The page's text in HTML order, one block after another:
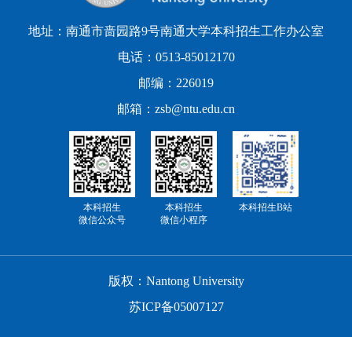
地址：南通市啬园路9号南通大学本科招生工作办公室
电话：0513-85012170
邮编：226019
邮箱：zsb@ntu.edu.cn
本科招生
微信公众号
本科招生
微信小程序
本科招生B站
版权：Nantong University
苏ICP备05007127